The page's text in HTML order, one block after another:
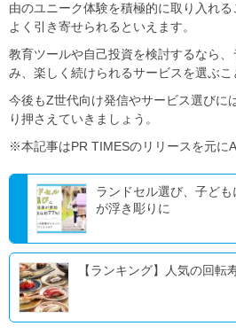
由のユニーク体験を積極的に取り入れ
よく引き寄せられるといえます。
教育ツールや自己投資を検討するなら
み、楽しく続けられるサービスを選ぶこ
今後もZ世代向け発信やサービス選びに
り押さえていきましょう。
※本記事はPR TIMESのリリースを元に
ランドセル選び、子ど
が浮き彫りに
【ランキング】人気の回転